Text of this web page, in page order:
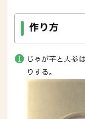
作り方
じゃが芋と人参
りする。